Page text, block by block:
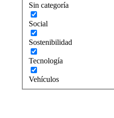
Sin categoría
Social
Sostenibilidad
Tecnología
Vehículos